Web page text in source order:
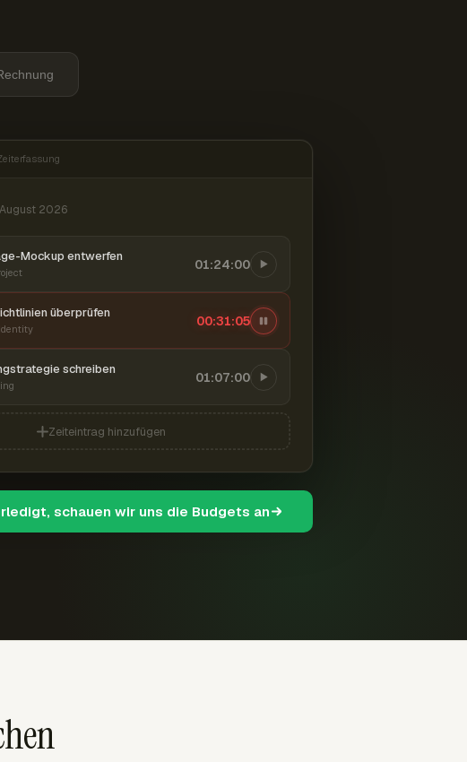
August 2026
Mockup entwerfen 01:24:00
überprüfen 00:31:06
schreiben 01:07:00
Zeiteintrag hinzufügen
schauen wir uns die Budgets an